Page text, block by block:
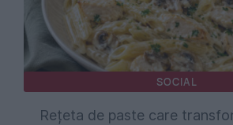
SOCIAL
Rețeta de paste care